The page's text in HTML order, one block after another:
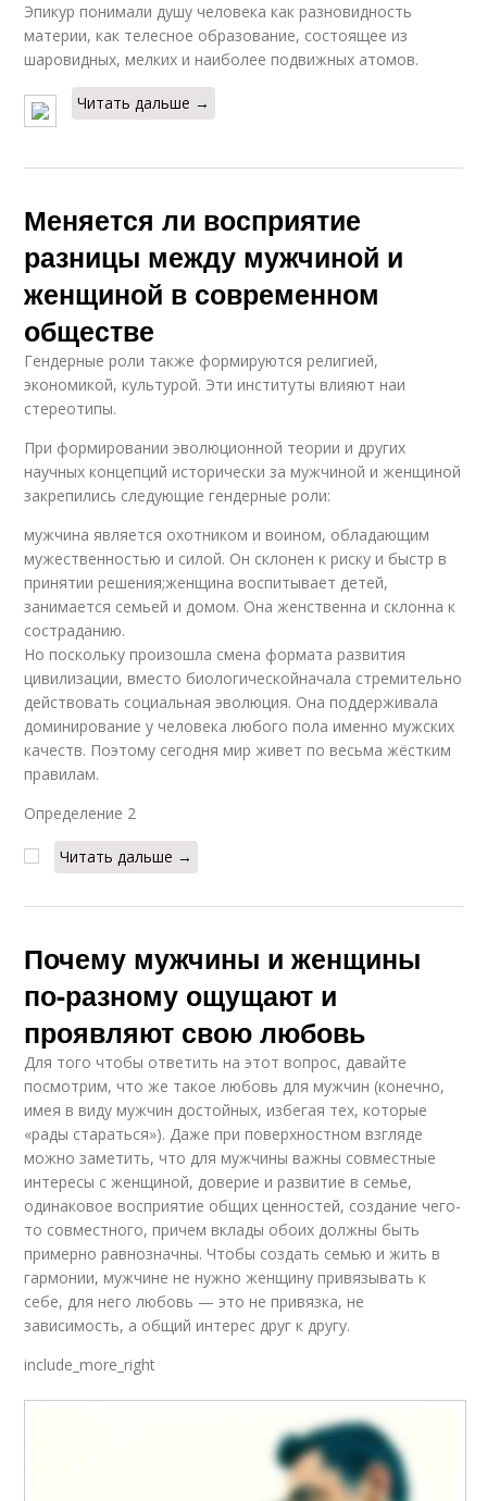
Эпикур понимали душу человека как разновидность
материи, как телесное образование, состоящее из
шаровидных, мелких и наиболее подвижных атомов.
Читать дальше →
Меняется ли восприятие
разницы между мужчиной и
женщиной в современном
обществе
Гендерные роли также формируются религией,
экономикой, культурой. Эти институты влияют наи
стереотипы.
При формировании эволюционной теории и других
научных концепций исторически за мужчиной и женщиной
закрепились следующие гендерные роли:
мужчина является охотником и воином, обладающим
мужественностью и силой. Он склонен к риску и быстр в
принятии решения;женщина воспитывает детей,
занимается семьей и домом. Она женственна и склонна к
состраданию.
Но поскольку произошла смена формата развития
цивилизации, вместо биологическойначала стремительно
действовать социальная эволюция. Она поддерживала
доминирование у человека любого пола именно мужских
качеств. Поэтому сегодня мир живет по весьма жёстким
правилам.
Определение 2
Читать дальше →
Почему мужчины и женщины
по-разному ощущают и
проявляют свою любовь
Для того чтобы ответить на этот вопрос, давайте
посмотрим, что же такое любовь для мужчин (конечно,
имея в виду мужчин достойных, избегая тех, которые
«рады стараться»). Даже при поверхностном взгляде
можно заметить, что для мужчины важны совместные
интересы с женщиной, доверие и развитие в семье,
одинаковое восприятие общих ценностей, создание чего-
то совместного, причем вклады обоих должны быть
примерно равнозначны. Чтобы создать семью и жить в
гармонии, мужчине не нужно женщину привязывать к
себе, для него любовь — это не привязка, не
зависимость, а общий интерес друг к другу.
include_more_right